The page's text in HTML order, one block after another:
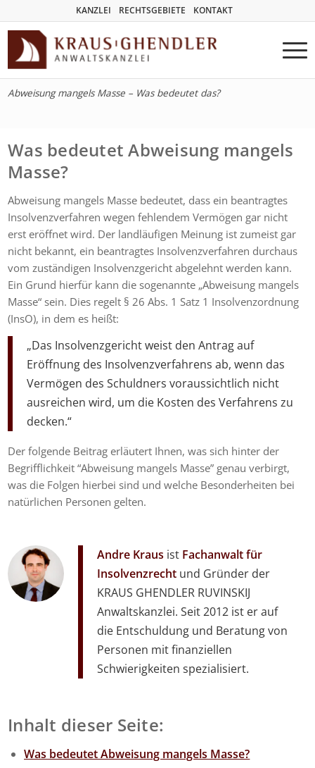
KANZLEI RECHTSGEBIETE KONTAKT
Abweisung mangels Masse – Was bedeutet das?
Was bedeutet Abweisung mangels
Masse?
Abweisung mangels Masse bedeutet, dass ein beantragtes
Insolvenzverfahren wegen fehlendem Vermögen gar nicht
erst eröffnet wird. Der landläufigen Meinung ist zumeist gar
nicht bekannt, ein beantragtes Insolvenzverfahren durchaus
vom zuständigen Insolvenzgericht abgelehnt werden kann.
Ein Grund hierfür kann die sogenannte „Abweisung mangels
Masse“ sein. Dies regelt § 26 Abs. 1 Satz 1 Insolvenzordnung
(InsO), in dem es heißt:
„Das Insolvenzgericht weist den Antrag auf
Eröffnung des Insolvenzverfahrens ab, wenn das
Vermögen des Schuldners voraussichtlich nicht
ausreichen wird, um die Kosten des Verfahrens zu
decken.“
Der folgende Beitrag erläutert Ihnen, was sich hinter der
Begrifflichkeit “Abweisung mangels Masse” genau verbirgt,
was die Folgen hierbei sind und welche Besonderheiten bei
natürlichen Personen gelten.
Andre Kraus ist Fachanwalt für
Insolvenzrecht und Gründer der
KRAUS GHENDLER RUVINSKIJ
Anwaltskanzlei. Seit 2012 ist er auf
die Entschuldung und Beratung von
Personen mit finanziellen
Schwierigkeiten spezialisiert.
Inhalt dieser Seite:
Was bedeutet Abweisung mangels Masse?